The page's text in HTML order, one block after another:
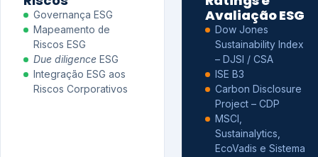
Governança ESG
Mapeamento de
Riscos ESG
Due diligence ESG
Integração ESG aos
Riscos Corporativos
Avaliação ESG
Dow Jones
Sustainability Index
– DJSI / CSA
ISE B3
Carbon Disclosure
Project – CDP
MSCI,
Sustainalytics,
EcoVadis e Sistema